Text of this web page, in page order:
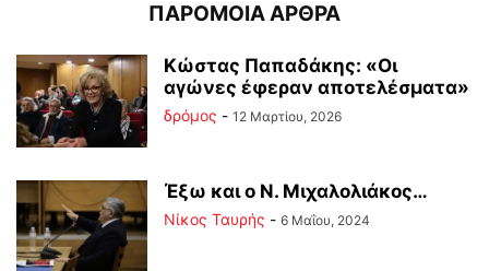
ΠΑΡΟΜΟΙΑ ΑΡΘΡΑ
Κώστας Παπαδάκης: «Οι
αγώνες έφεραν αποτελέσματα»
δρόμος - 12 Μαρτίου, 2026
Έξω και ο Ν. Μιχαλολιάκος…
Νίκος Ταυρής - 6 Μαΐου, 2024